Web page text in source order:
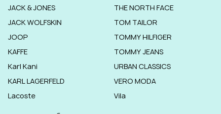
JACK & JONES
JACK WOLFSKIN
JOOP
KAFFE
Karl Kani
KARL LAGERFELD
Lacoste
THE NORTH FACE
TOM TAILOR
TOMMY HILFIGER
TOMMY JEANS
URBAN CLASSICS
VERO MODA
Vila